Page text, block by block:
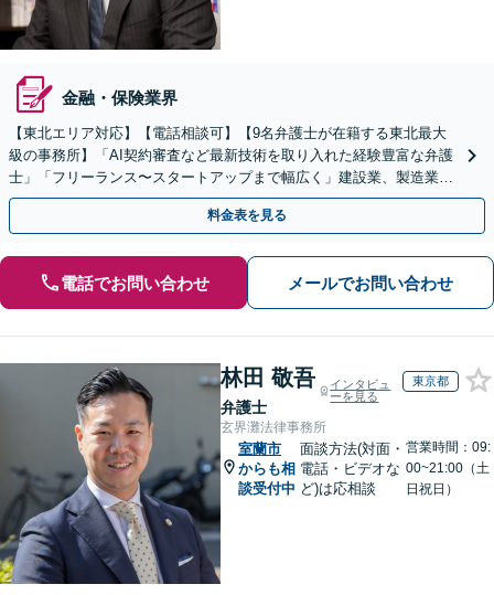
金融・保険業界
【東北エリア対応】【電話相談可】【9名弁護士が在籍する東北最大
級の事務所】「AI契約審査など最新技術を取り入れた経験豊富な弁護
士」「フリーランス〜スタートアップまで幅広く」建設業、製造業、
不動産業、飲食業、IT業、介護・福祉など
料金表を見る
電話でお問い合わせ メールでお問い合わせ
林田 敬吾
弁護士
インタビュ
ーを見る
東京都
玄界灘法律事務所
室蘭市
からも相
談受付中
面談方法(対面・
電話・ビデオな
ど)は応相談
営業時間：09:
00~21:00（土
日祝日）